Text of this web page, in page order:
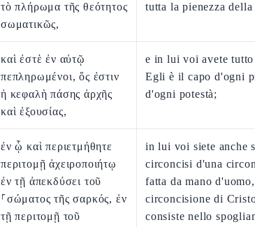
τὸ πλήρωμα τῆς θεότητος
σωματικῶς,
tutta la pienezza della
καὶ ἐστὲ ἐν αὐτῷ
πεπληρωμένοι, ὅς ἐστιν
ἡ κεφαλὴ πάσης ἀρχῆς
καὶ ἐξουσίας,
e in lui voi avete tutto
Egli è il capo d'ogni
d'ogni potestà;
ἐν ᾧ καὶ περιετμήθητε
περιτομῇ ἀχειροποιήτῳ
ἐν τῇ ἀπεκδύσει τοῦ
⸀σώματος τῆς σαρκός, ἐν
τῇ περιτομῇ τοῦ
in lui voi siete anche
circoncisi d'una
fatta da mano
circoncisione di
consiste nello